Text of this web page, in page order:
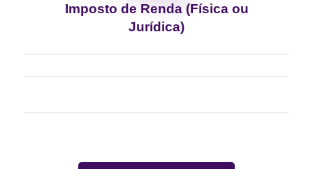
Imposto de Renda (Física ou
Jurídica)